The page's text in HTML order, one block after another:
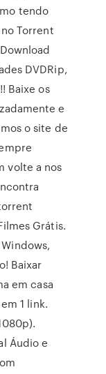
tendo
Torrent
DVDRip,
Baixe os
e
o site de
volte a nos
Grátis.
Baixar
em casa
1 link.
Áudio e